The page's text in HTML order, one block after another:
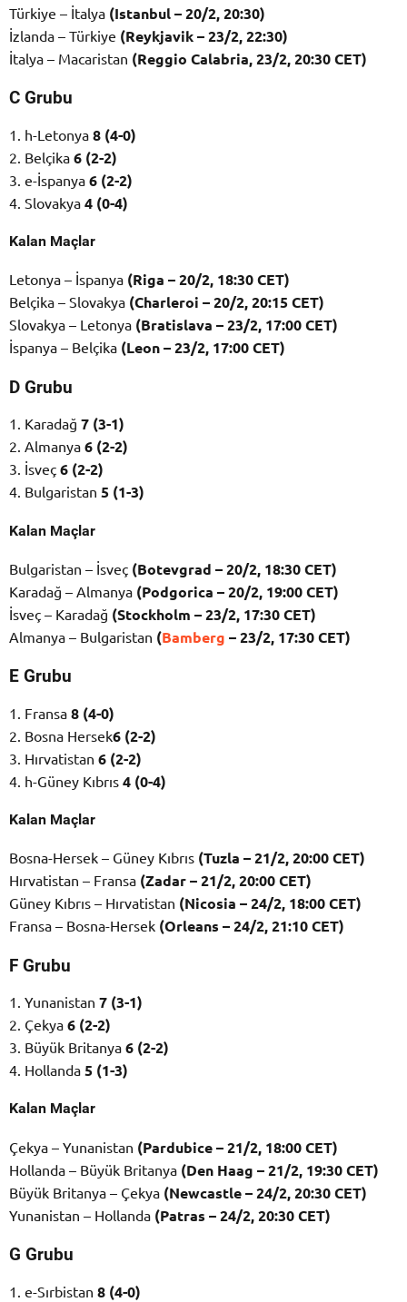
Türkiye – İtalya (Istanbul – 20/2, 20:30)
İzlanda – Türkiye (Reykjavik – 23/2, 22:30)
İtalya – Macaristan (Reggio Calabria, 23/2, 20:30 CET)
C Grubu
1. h-Letonya 8 (4-0)
2. Belçika 6 (2-2)
3. e-İspanya 6 (2-2)
4. Slovakya 4 (0-4)
Kalan Maçlar
Letonya – İspanya (Riga – 20/2, 18:30 CET)
Belçika – Slovakya (Charleroi – 20/2, 20:15 CET)
Slovakya – Letonya (Bratislava – 23/2, 17:00 CET)
İspanya – Belçika (Leon – 23/2, 17:00 CET)
D Grubu
1. Karadağ 7 (3-1)
2. Almanya 6 (2-2)
3. İsveç 6 (2-2)
4. Bulgaristan 5 (1-3)
Kalan Maçlar
Bulgaristan – İsveç (Botevgrad – 20/2, 18:30 CET)
Karadağ – Almanya (Podgorica – 20/2, 19:00 CET)
İsveç – Karadağ (Stockholm – 23/2, 17:30 CET)
Almanya – Bulgaristan (Bamberg – 23/2, 17:30 CET)
E Grubu
1. Fransa 8 (4-0)
2. Bosna Hersek6 (2-2)
3. Hırvatistan 6 (2-2)
4. h-Güney Kıbrıs 4 (0-4)
Kalan Maçlar
Bosna-Hersek – Güney Kıbrıs (Tuzla – 21/2, 20:00 CET)
Hırvatistan – Fransa (Zadar – 21/2, 20:00 CET)
Güney Kıbrıs – Hırvatistan (Nicosia – 24/2, 18:00 CET)
Fransa – Bosna-Hersek (Orleans – 24/2, 21:10 CET)
F Grubu
1. Yunanistan 7 (3-1)
2. Çekya 6 (2-2)
3. Büyük Britanya 6 (2-2)
4. Hollanda 5 (1-3)
Kalan Maçlar
Çekya – Yunanistan (Pardubice – 21/2, 18:00 CET)
Hollanda – Büyük Britanya (Den Haag – 21/2, 19:30 CET)
Büyük Britanya – Çekya (Newcastle – 24/2, 20:30 CET)
Yunanistan – Hollanda (Patras – 24/2, 20:30 CET)
G Grubu
1. e-Sırbistan 8 (4-0)